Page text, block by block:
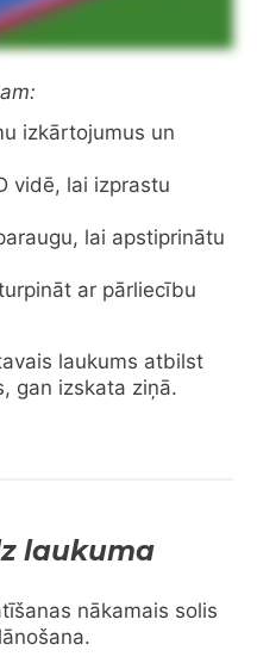
izkārtojumus un
vidē, lai izprastu
lai apstiprinātu
ar pārliecību
laukums atbilst
gan izskata ziņā.
laukuma
nākamais solis